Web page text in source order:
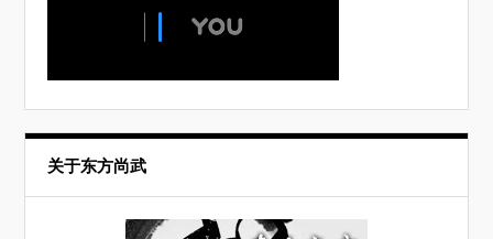
关于东方尚武